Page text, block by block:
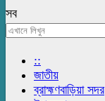
সব
::
জাতীয়
ব্রাহ্মণবাড়িয়া সদর